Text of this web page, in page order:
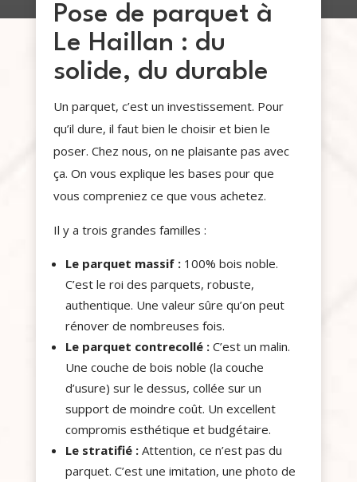
Pose de parquet à
Le Haillan : du
solide, du durable
Un parquet, c’est un investissement. Pour
qu’il dure, il faut bien le choisir et bien le
poser. Chez nous, on ne plaisante pas avec
ça. On vous explique les bases pour que
vous compreniez ce que vous achetez.
Il y a trois grandes familles :
Le parquet massif : 100% bois noble.
C’est le roi des parquets, robuste,
authentique. Une valeur sûre qu’on peut
rénover de nombreuses fois.
Le parquet contrecollé : C’est un malin.
Une couche de bois noble (la couche
d’usure) sur le dessus, collée sur un
support de moindre coût. Un excellent
compromis esthétique et budgétaire.
Le stratifié : Attention, ce n’est pas du
parquet. C’est une imitation, une photo de